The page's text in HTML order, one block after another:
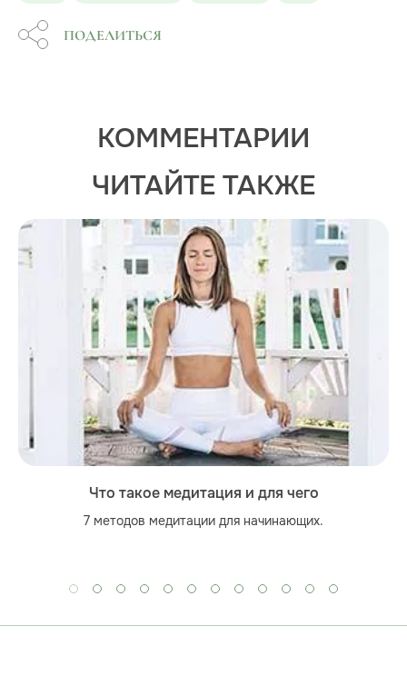
ПОДЕЛИТЬСЯ
КОММЕНТАРИИ
ЧИТАЙТЕ ТАКЖЕ
Что такое медитация и для чего
7 методов медитации для начинающих.